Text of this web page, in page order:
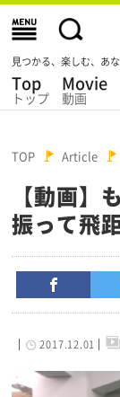
見つかる、楽しむ、あ
Top
トップ
Movie
動画
TOP Article
【動画】
振って飛
2017.12.01